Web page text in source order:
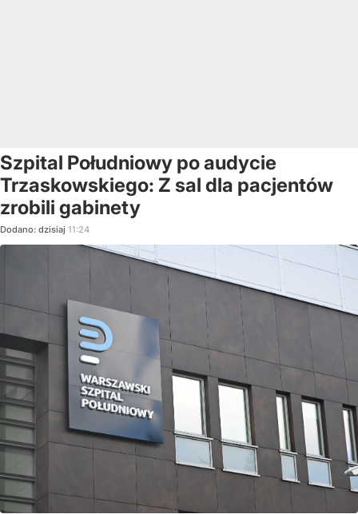
Szpital Południowy po audycie
Trzaskowskiego: Z sal dla pacjentów
zrobili gabinety
Dodano: dzisiaj 11:24